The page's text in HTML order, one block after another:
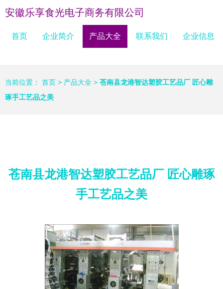
安徽乐享食光电子商务有限公司
首页 企业简介 产品大全 联系我们 企业信息
当前位置： 首页 > 产品大全 > 苍南县龙港智达塑胶工艺品厂 匠心雕
琢手工艺品之美
苍南县龙港智达塑胶工艺品厂 匠心雕琢
手工艺品之美